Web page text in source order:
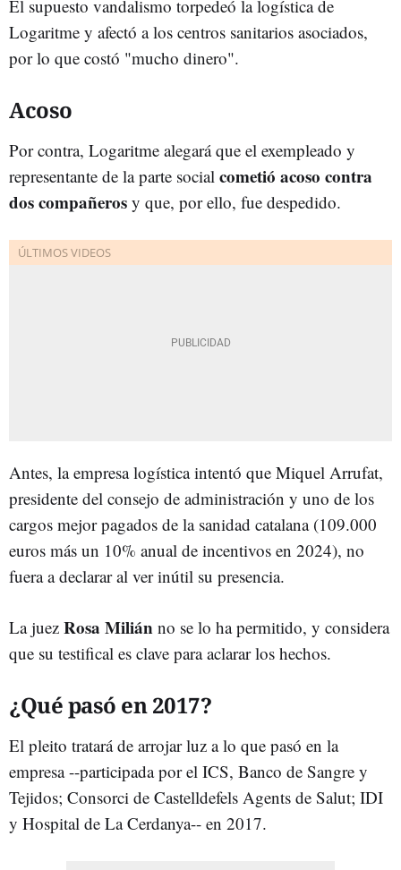
El supuesto vandalismo torpedeó la logística de
Logaritme y afectó a los centros sanitarios asociados,
por lo que costó "mucho dinero".
Acoso
Por contra, Logaritme alegará que el exempleado y
representante de la parte social cometió acoso contra
dos compañeros y que, por ello, fue despedido.
Antes, la empresa logística intentó que Miquel Arrufat,
presidente del consejo de administración y uno de los
cargos mejor pagados de la sanidad catalana (109.000
euros más un 10% anual de incentivos en 2024), no
fuera a declarar al ver inútil su presencia.
La juez Rosa Milián no se lo ha permitido, y considera
que su testifical es clave para aclarar los hechos.
¿Qué pasó en 2017?
El pleito tratará de arrojar luz a lo que pasó en la
empresa --participada por el ICS, Banco de Sangre y
Tejidos; Consorci de Castelldefels Agents de Salut; IDI
y Hospital de La Cerdanya-- en 2017.